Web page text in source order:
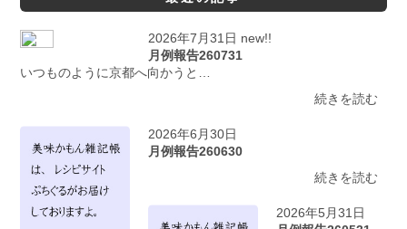
2026年7月31日 new!!
月例報告260731
いつものように京都へ向かうと…
続きを読む
2026年6月30日
月例報告260630
続きを読む
2026年5月31日